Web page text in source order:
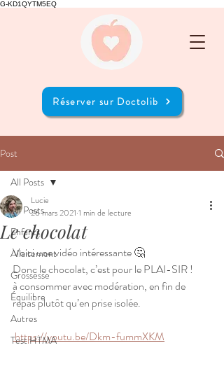
G-KD1QYTM5EQ
Réserver sur Doctolib
Post
All Posts
Enfants
Allaitement
Grossesse
Équilibre
Autres
Test HTMA
All Posts
Le chocolat
Lucie
26 mars 2021 1 min de lecture
Voici une vidéo intéressante 🤔
Donc le chocolat, c’est pour le PLAI-SIR !
à consommer avec modération, en fin de
repas plutôt qu’en prise isolée.
https://youtu.be/Dkm-fummXKM